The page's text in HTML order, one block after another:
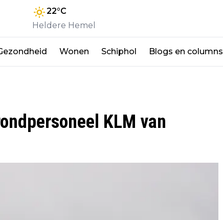
22°C
Heldere Hemel
Wonen Schiphol Blogs en columns
KLM van